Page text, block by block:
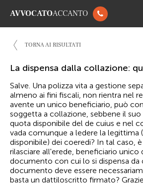
AVVOCATOACCANTO
TORNA AI RISULTATI
La dispensa dalla collazione:
Salve. Una polizza vita a gestione
almeno ai fini fiscali, non rientra nel
avente un unico beneficiario, può
soggetta a collazione, sebbene il suo
quota disponibile del de cuius e nel
vada comunque a ledere la legittima
disponibile) dei coeredi? In tal caso,
rilasciare all'erede, beneficiario unico
documento con cui lo si dispensa
documento deve essere
basta un dattiloscritto firmato? Grazie